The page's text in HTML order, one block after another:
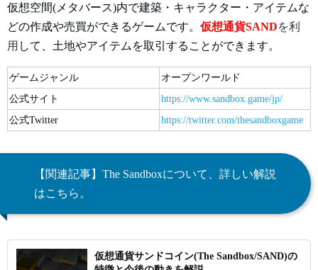
仮想空間(メタバース)内で建築・キャラクター・アイテムな
どの作成や売買ができるゲームです。 仮想通貨SANDを利
用 して、土地やアイテムを取引することができます。
ゲームジャンル
オープンワールド
公式サイト
https://www.sandbox.game/jp/
公式Twitter
https://twitter.com/thesandboxgame
【関連記事】The Sandboxについて、詳しい解説
はこちら。
仮想通貨サンドコイン(The Sandbox/SAND)の